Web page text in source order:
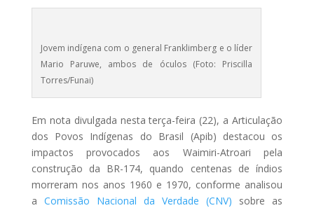
Jovem indígena com o general Franklimberg e o líder
Mario Paruwe, ambos de óculos (Foto: Priscilla
Torres/Funai)
Em nota divulgada nesta terça-feira (22), a Articulação
dos Povos Indígenas do Brasil (Apib) destacou os
impactos provocados aos Waimiri-Atroari pela
construção da BR-174, quando centenas de índios
morreram nos anos 1960 e 1970, conforme analisou
a Comissão Nacional da Verdade (CNV) sobre as